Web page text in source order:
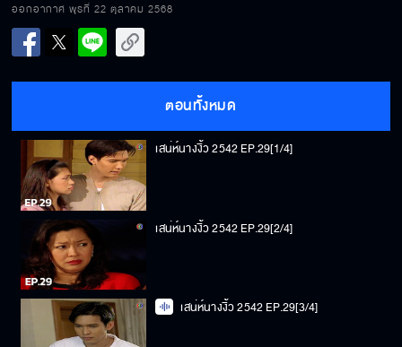
ออกอากาศ พุธที่ 22 ตุลาคม 2568
ตอนทั้งหมด
เสน่ห์นางงิ้ว 2542 EP.29[1/4]
เสน่ห์นางงิ้ว 2542 EP.29[2/4]
เสน่ห์นางงิ้ว 2542 EP.29[3/4]